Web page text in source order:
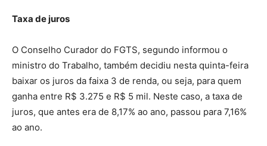
Taxa de juros
O Conselho Curador do FGTS, segundo informou o
ministro do Trabalho, também decidiu nesta quinta-feira
baixar os juros da faixa 3 de renda, ou seja, para quem
ganha entre R$ 3.275 e R$ 5 mil. Neste caso, a taxa de
juros, que antes era de 8,17% ao ano, passou para 7,16%
ao ano.